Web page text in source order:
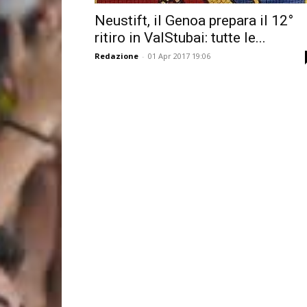
Neustift, il Genoa prepara il 12°
ritiro in ValStubai: tutte le...
Redazione - 01 Apr 2017 19:06